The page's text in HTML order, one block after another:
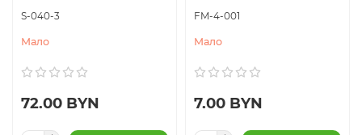
S-040-3
Мало
72.00 BYN
FM-4-001
Мало
7.00 BYN